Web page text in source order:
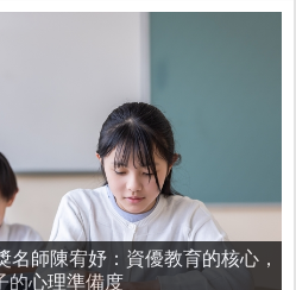
師陳宥妤：資優教育的核心，
的心理準備度